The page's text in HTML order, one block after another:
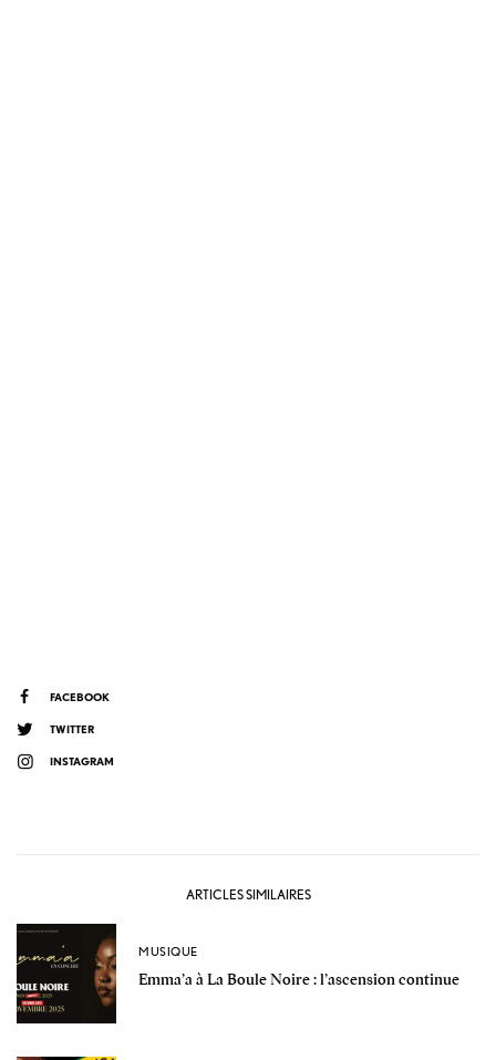
FACEBOOK
TWITTER
INSTAGRAM
ARTICLES SIMILAIRES
MUSIQUE
Emma’a à La Boule Noire : l’ascension continue